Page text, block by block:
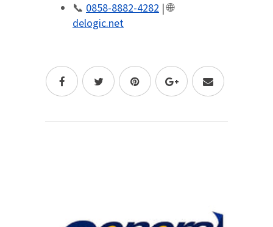
📞 0858-8882-4282 | 🌐
delogic.net